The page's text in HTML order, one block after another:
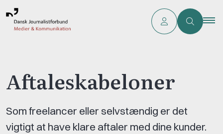
Aftaleskabeloner
Som freelancer eller selvstændig er det
vigtigt at have klare aftaler med dine kunder.